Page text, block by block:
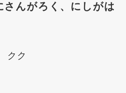
んがろく、にしがは
クク